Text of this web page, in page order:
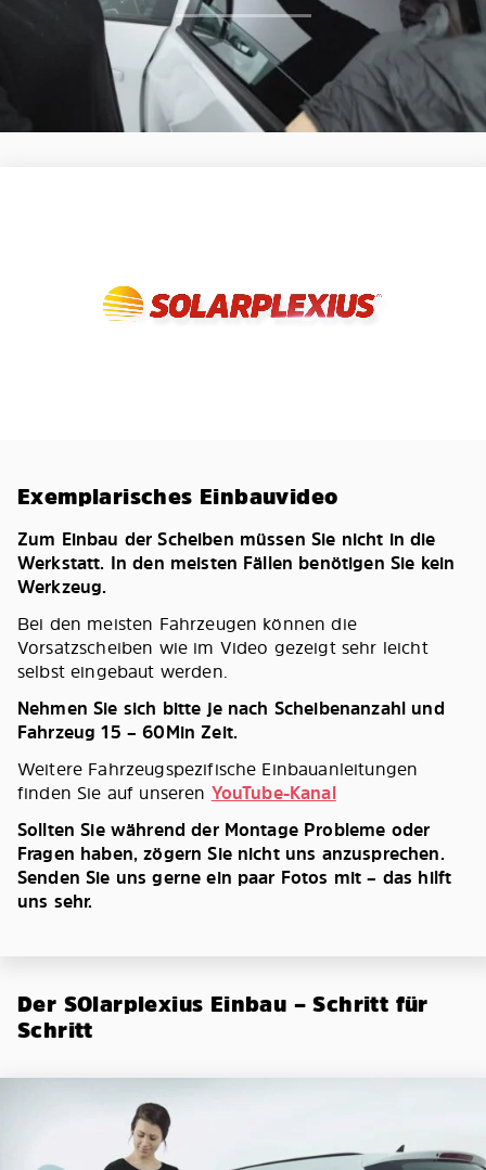
Exemplarisches Einbauvideo
Zum Einbau der Scheiben müssen Sie nicht in die
Werkstatt. In den meisten Fällen benötigen Sie kein
Werkzeug.
Bei den meisten Fahrzeugen können die
Vorsatzscheiben wie im Video gezeigt sehr leicht
selbst eingebaut werden.
Nehmen Sie sich bitte je nach Scheibenanzahl und
Fahrzeug 15 – 60Min Zeit.
Weitere Fahrzeugspezifische Einbauanleitungen
finden Sie auf unseren YouTube-Kanal
Sollten Sie während der Montage Probleme oder
Fragen haben, zögern Sie nicht uns anzusprechen.
Senden Sie uns gerne ein paar Fotos mit – das hilft
uns sehr.
Der SOlarplexius Einbau – Schritt für
Schritt